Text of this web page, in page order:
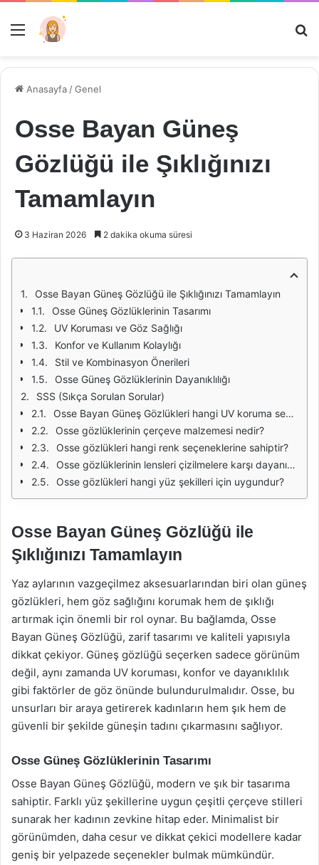
Menü
Anasayfa /Genel
Osse Bayan Güneş
Gözlüğü ile Şıklığınızı
Tamamlayın
3 Haziran 2026 2 dakika okuma süresi
Osse Bayan Güneş Gözlüğü ile Şıklığınızı Tamamlayın
Osse Güneş Gözlüklerinin Tasarımı
UV Koruması ve Göz Sağlığı
Konfor ve Kullanım Kolaylığı
Stil ve Kombinasyon Önerileri
Osse Güneş Gözlüklerinin Dayanıklılığı
SSS (Sıkça Sorulan Sorular)
Osse Bayan Güneş Gözlükleri hangi UV koruma seviyesine sahiptir?
Osse gözlüklerinin çerçeve malzemesi nedir?
Osse gözlükleri hangi renk seçeneklerine sahiptir?
Osse gözlüklerinin lensleri çizilmelere karşı dayanıklı mı?
Osse gözlükleri hangi yüz şekilleri için uygundur?
Osse Bayan Güneş Gözlüğü ile
Şıklığınızı Tamamlayın
Yaz aylarının vazgeçilmez aksesuarlarından biri olan güneş
gözlükleri, hem göz sağlığını korumak hem de şıklığı
artırmak için önemli bir rol oynar. Bu bağlamda, Osse
Bayan Güneş Gözlüğü, zarif tasarımı ve kaliteli yapısıyla
dikkat çekiyor. Güneş gözlüğü seçerken sadece görünüm
değil, aynı zamanda UV koruması, konfor ve dayanıklılık
gibi faktörler de göz önünde bulundurulmalıdır. Osse, bu
unsurları bir araya getirerek kadınların hem şık hem de
güvenli bir şekilde güneşin tadını çıkarmasını sağlıyor.
Osse Güneş Gözlüklerinin Tasarımı
Osse Bayan Güneş Gözlüğü, modern ve şık bir tasarıma
sahiptir. Farklı yüz şekillerine uygun çeşitli çerçeve stilleri
sunarak her kadının zevkine hitap eder. Minimalist bir
görünümden, daha cesur ve dikkat çekici modellere kadar
geniş bir yelpazede seçenekler bulmak mümkündür.